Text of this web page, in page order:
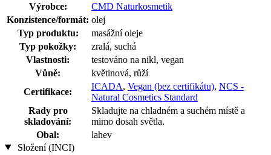
Výrobce:
CMD Naturkosmetik
Konzistence/formát: olej
Typ produktu:
masážní oleje
Typ pokožky:
zralá, suchá
Vlastnosti:
testováno na nikl, vegan
Vůně:
květinová, růží
Certifikace:
ICADA, Vegan (bez certifikátu), NCS -
Natural Cosmetics Standard
Rady pro
skladování:
Skladujte na chladném a suchém místě a
mimo dosah světla.
Obal:
lahev
Složení (INCI)